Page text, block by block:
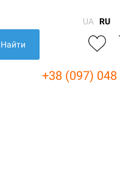
Найти
UA RU
+38 (097) 048